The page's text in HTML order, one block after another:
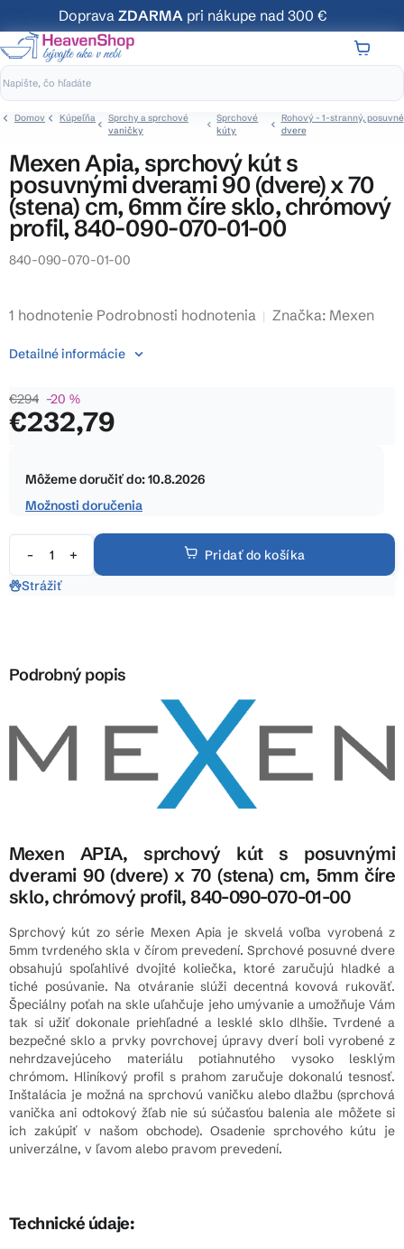
na
obsah
Doprava ZDARMA pri nákupe nad 300 €
Domov Kúpeľňa
Sprchy a sprchové
vaničky
Sprchové
kúty
Rohový - 1-stranný, posuvné
dvere
Mexen Apia, sprchový kút s
posuvnými dverami 90 (dvere) x 70
(stena) cm, 6mm číre sklo, chrómový
profil, 840-090-070-01-00
840-090-070-01-00
Priemerné
produktu
4,0
z
1 hodnotenie Podrobnosti hodnotenia Značka: Mexen
€294 –20 %
€232,79
cena:
Môžeme doručiť do:10.8.2026
Možnosti doručenia
Pridať do košíka
Detailné informácie
Strážiť
Podrobný popis
Mexen APIA, sprchový kút s posuvnými
dverami 90 (dvere) x 70 (stena) cm, 5mm číre
sklo, chrómový profil, 840-090-070-01-00
Sprchový kút zo série Mexen Apia je skvelá voľba vyrobená z
5mm tvrdeného skla v čírom prevedení. Sprchové posuvné dvere
obsahujú spoľahlivé dvojité koliečka, ktoré zaručujú hladké a
tiché posúvanie. Na otváranie slúži decentná kovová rukoväť.
Špeciálny poťah na skle uľahčuje jeho umývanie a umožňuje Vám
tak si užiť dokonale priehľadné a lesklé sklo dlhšie. Tvrdené a
bezpečné sklo a prvky povrchovej úpravy dverí boli vyrobené z
nehrdzavejúceho materiálu potiahnutého vysoko lesklým
chrómom. Hliníkový profil s prahom zaručuje dokonalú tesnosť.
Inštalácia je možná na sprchovú vaničku alebo dlažbu (sprchová
vanička ani odtokový žľab nie sú súčasťou balenia ale môžete si
ich zakúpiť v našom obchode). Osadenie sprchového kútu je
univerzálne, v ľavom alebo pravom prevedení.
Technické údaje: